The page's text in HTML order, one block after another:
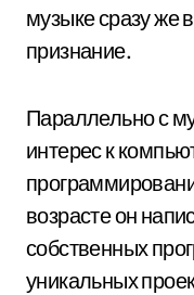
музыке сразу же
признание.
Параллельно с
интерес к
возрасте он
собственных
уникальных